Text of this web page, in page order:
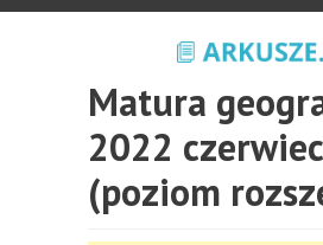
Matura
2022 czerwiec
(poziom